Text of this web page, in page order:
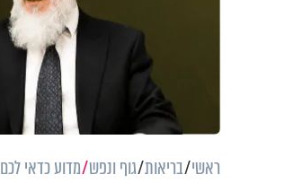
ראשי בריאות גוף ונפש מדוע כדאי